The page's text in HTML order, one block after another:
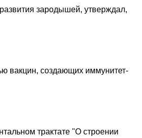
зародышей, утверждал,
вакцин, создающих иммунитет-
трактате "О строении